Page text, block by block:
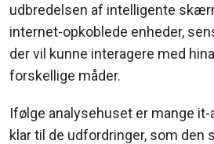
udbredelsen af intelligente
internet-opkoblede enheder,
der vil kunne interagere med
forskellige måder.
Ifølge analysehuset er mange
klar til de udfordringer, som den